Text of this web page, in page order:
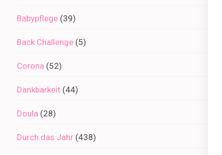
Babypflege (39)
Back Challenge (5)
Corona (52)
Dankbarkeit (44)
Doula (28)
Durch das Jahr (438)